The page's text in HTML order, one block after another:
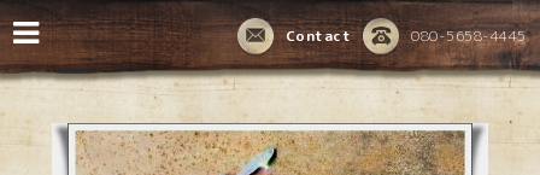
080-5658-4445
Contact